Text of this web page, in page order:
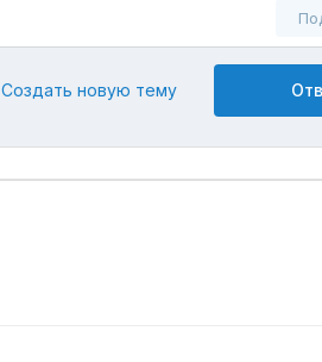
Создать новую тему